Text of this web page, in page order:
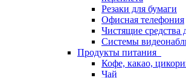
Резаки для бумаги
Офисная телефония
Чистящие средства
Системы
Продукты питания
Кофе, какао,
Чай